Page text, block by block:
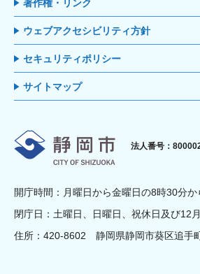
著作権・リンク
ウェブアクセシビリティ方針
セキュリティポリシー
サイトマップ
静岡市
法人番号：
開庁時間：月曜日から金曜日の8時30分
閉庁日：土曜日、日曜日、祝休日及び12
住所：420-8602 静岡県静岡市葵区追手